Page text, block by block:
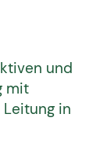
und
mit
in